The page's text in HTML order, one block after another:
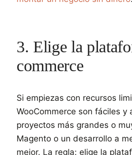
3. Elige la
commerce
Si empiezas con recursos
WooCommerce son fáciles y
proyectos más grandes o
Magento o un desarrollo a
mejor. La regla: elige la